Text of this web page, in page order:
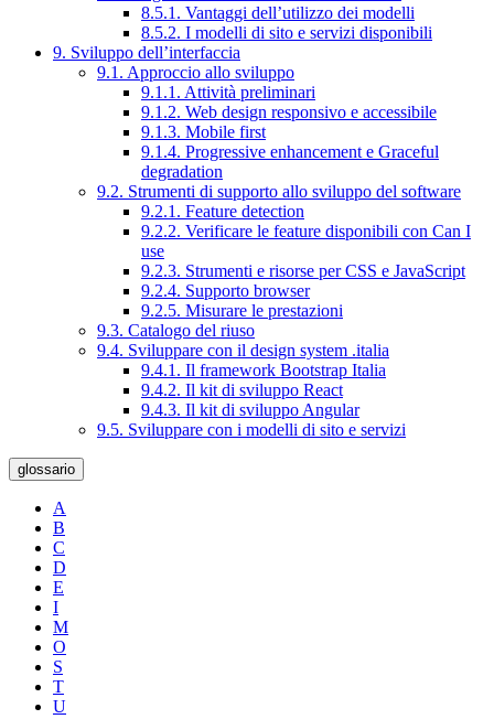
8.5.1. Vantaggi dell’utilizzo dei modelli
8.5.2. I modelli di sito e servizi disponibili
9. Sviluppo dell’interfaccia
9.1. Approccio allo sviluppo
9.1.1. Attività preliminari
9.1.2. Web design responsivo e accessibile
9.1.3. Mobile first
9.1.4. Progressive enhancement e Graceful
degradation
9.2. Strumenti di supporto allo sviluppo del software
9.2.1. Feature detection
9.2.2. Verificare le feature disponibili con Can I
use
9.2.3. Strumenti e risorse per CSS e JavaScript
9.2.4. Supporto browser
9.2.5. Misurare le prestazioni
9.3. Catalogo del riuso
9.4. Sviluppare con il design system .italia
9.4.1. Il framework Bootstrap Italia
9.4.2. Il kit di sviluppo React
9.4.3. Il kit di sviluppo Angular
9.5. Sviluppare con i modelli di sito e servizi
glossario
A
B
C
D
E
I
M
O
S
T
U